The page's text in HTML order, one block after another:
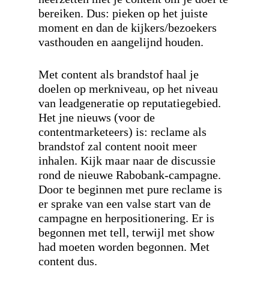
bereiken. Dus: pieken op het juiste
moment en dan de kijkers/bezoekers
vasthouden en aangelijnd houden.
Met content als brandstof haal je
doelen op merkniveau, op het niveau
van leadgeneratie op reputatiegebied.
Het jne nieuws (voor de
contentmarketeers) is: reclame als
brandstof zal content nooit meer
inhalen. Kijk maar naar de discussie
rond de nieuwe Rabobank-campagne.
Door te beginnen met pure reclame is
er sprake van een valse start van de
campagne en herpositionering. Er is
begonnen met tell, terwijl met show
had moeten worden begonnen. Met
content dus.